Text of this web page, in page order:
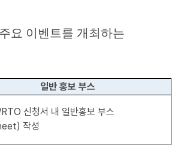
요 이벤트를 개최하는
일반 홍보 부스
신청서 내 일반홍보 부스
작성